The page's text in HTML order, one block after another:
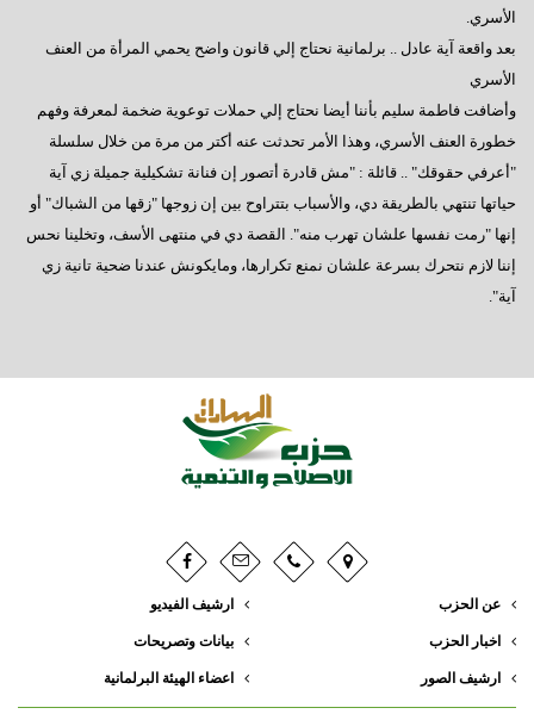
الأسري.
بعد واقعة آية عادل .. برلمانية نحتاج إلي قانون واضح يحمي المرأة من العنف
الأسري
وأضافت فاطمة سليم بأننا أيضا نحتاج إلي حملات توعوية ضخمة لمعرفة وفهم
خطورة العنف الأسري، وهذا الأمر تحدثت عنه أكتر من مرة من خلال سلسلة
"أعرفي حقوقك" .. قائلة : "مش قادرة أتصور إن فنانة تشكيلية جميلة زي آية
حياتها تنتهي بالطريقة دي، والأسباب بتتراوح بين إن زوجها "زقها من الشباك" أو
إنها "رمت نفسها علشان تهرب منه". القصة دي في منتهى الأسف، وتخلينا نحس
إننا لازم نتحرك بسرعة علشان نمنع تكرارها، ومايكونش عندنا ضحية تانية زي
آية".
عن الحزب
اخبار الحزب
ارشيف الصور
ارشيف الفيديو
بيانات وتصريحات
اعضاء الهيئة البرلمانية